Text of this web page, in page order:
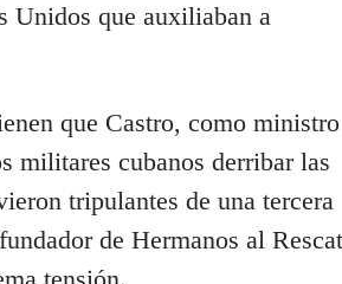
Unidos que auxiliaban a
que Castro, como ministro
militares cubanos derribar las
tripulantes de una tercera
de Hermanos al